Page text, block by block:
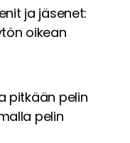
ja jäsenet:
oikean
pitkään pelin
pelin